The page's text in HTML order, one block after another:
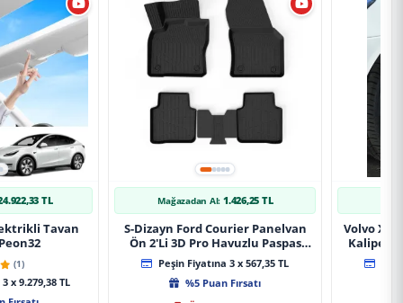
TL
Tavan
(1)
x 9.279,38 TL
Mağazadan Al: 1.426,25 TL
S-Dizayn Ford Courier Panelvan
Ön 2'Li 3D Pro Havuzlu Paspas
2014-2024 A+ Kalite
Peşin Fiyatına 3 x 567,35 TL
%5 Puan Fırsatı
Volvo
Kaliper